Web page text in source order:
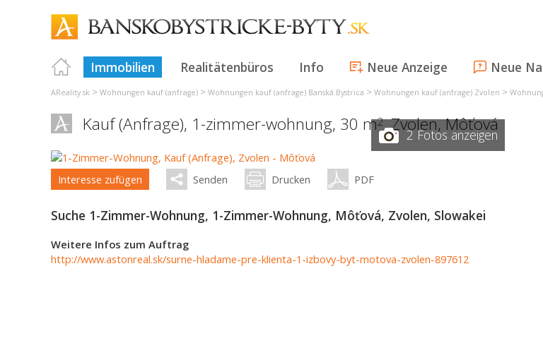
Immobilien Realitätenbüros Info Neue Anzeige Neue
AReality.sk > Wohnungen kauf (anfrage) > Wohnungen kauf (anfrage) Banská Bystrica > Wohnungen kauf (anfrage) Zvolen >
Kauf (Anfrage), 1-zimmer-wohnung, 30 m2,Zvolen,Môťová
2 Fotos anzeigen
Interesse zufügen Senden Drucken PDF
Suche 1-Zimmer-Wohnung, 1-Zimmer-Wohnung, Môťová, Zvolen, Slowakei
Weitere Infos zum Auftrag
http://www.astonreal.sk/surne-hladame-pre-klienta-1-izbovy-byt-motova-zvolen-897612